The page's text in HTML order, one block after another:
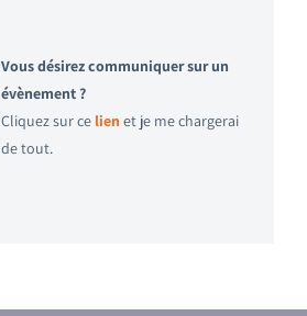
Vous désirez communiquer sur un
évènement ?
Cliquez sur ce lien et je me chargerai
de tout.